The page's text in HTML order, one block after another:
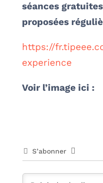
séances
proposées
https://
experience
Voir l’image ici :
S’abonner